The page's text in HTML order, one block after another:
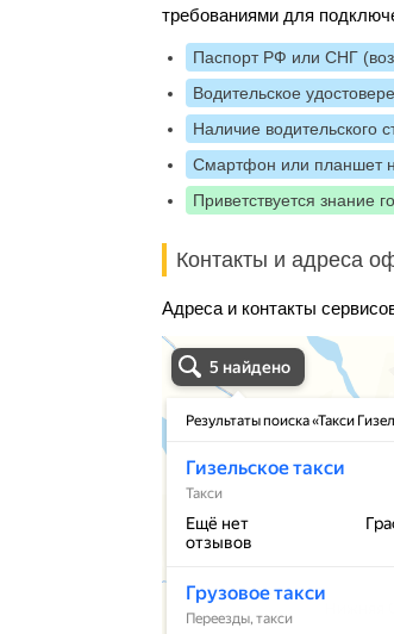
требованиями для
Паспорт РФ или СНГ
Водительское
Наличие водительского
Смартфон или планшет
Приветствуется знание
Контакты и адреса
Адреса и контакты